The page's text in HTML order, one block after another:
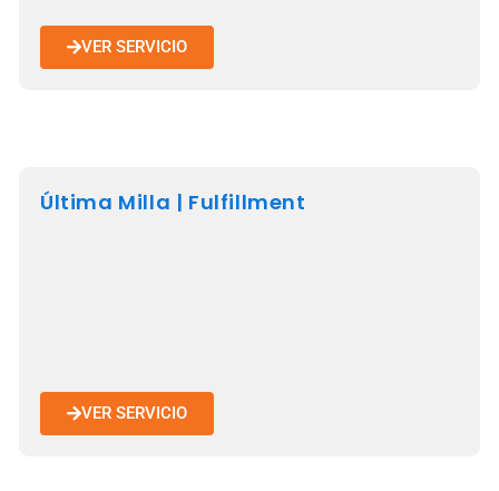
VER SERVICIO
Última Milla | Fulfillment
VER SERVICIO